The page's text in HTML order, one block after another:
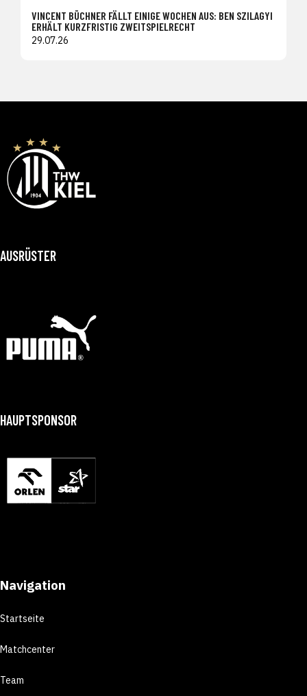
VINCENT BÜCHNER FÄLLT EINIGE WOCHEN AUS: BEN SZILAGYI
ERHÄLT KURZFRISTIG ZWEITSPIELRECHT
29.07.26
AUSRÜSTER
HAUPTSPONSOR
Navigation
Startseite
Matchcenter
Team